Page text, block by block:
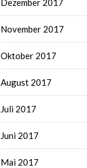
Dezember 2017
November 2017
Oktober 2017
August 2017
Juli 2017
Juni 2017
Mai 2017